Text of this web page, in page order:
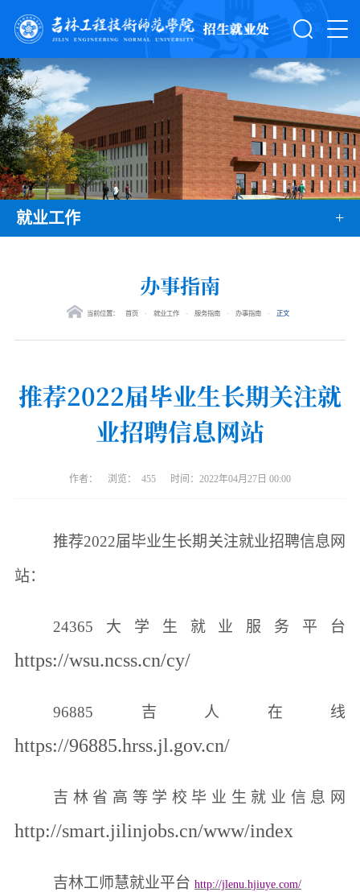
就业工作 +
办事指南
当前位置： 首页 - 就业工作 - 服务指南 - 办事指南 - 正文
推荐2022届毕业生长期关注就
业招聘信息网站
作者： 浏览： 455 时间：2022年04月27日 00:00
推荐2022届毕业生长期关注就业招聘信息网
站：
24365大学生就业服务平台
https://wsu.ncss.cn/cy/
96885吉人在线
https://96885.hrss.jl.gov.cn/
吉林省高等学校毕业生就业信息网
http://smart.jilinjobs.cn/www/index
吉林工师慧就业平台 http://jlenu.hjiuye.com/